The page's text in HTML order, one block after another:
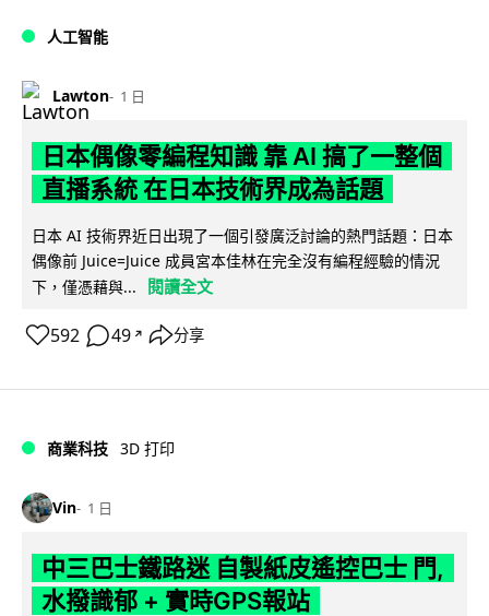
人工智能
Lawton 1 日
日本偶像零編程知識 靠 AI 搞了一整個
直播系統 在日本技術界成為話題
日本 AI 技術界近日出現了一個引發廣泛討論的熱門話題：日本
偶像前 Juice=Juice 成員宮本佳林在完全沒有編程經驗的情況
下，僅憑藉與...
閱讀全文
592 49 ↗ 分享
商業科技 3D 打印
Vin 1 日
中三巴士鐵路迷 自製紙皮遙控巴士 門,
水撥識郁 + 實時GPS報站